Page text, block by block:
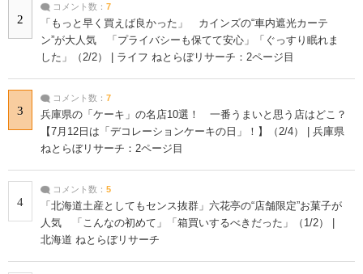
2
コメント数： 7
「もっと早く買えば良かった」 カインズの“車内遮光カーテ
ン”が大人気 「プライバシーも保てて安心」「ぐっすり眠れま
した」（2/2） | ライフ ねとらぼリサーチ：2ページ目
3
コメント数： 7
兵庫県の「ケーキ」の名店10選！ 一番うまいと思う店はどこ？
【7月12日は「デコレーションケーキの日」！】（2/4） | 兵庫県
ねとらぼリサーチ：2ページ目
4
コメント数： 5
「北海道土産としてもセンス抜群」六花亭の“店舗限定”お菓子が
人気 「こんなの初めて」「箱買いするべきだった」（1/2） |
北海道 ねとらぼリサーチ